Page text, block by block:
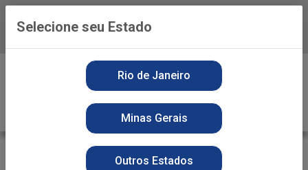
Baixe já o APP da Playvender
Selecione seu Estado
Rio de Janeiro
Minas Gerais
Outros Estados